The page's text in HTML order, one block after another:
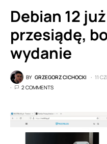
Debian 12
przesiądę,
wydanie
BY GRZEGORZ CICHOCKI 11
2 COMMENTS